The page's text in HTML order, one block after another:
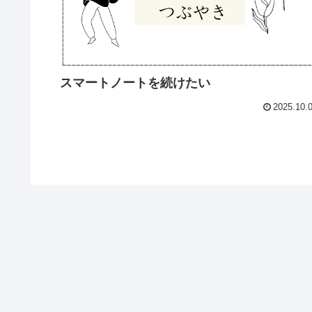
スマートノートを続けたい